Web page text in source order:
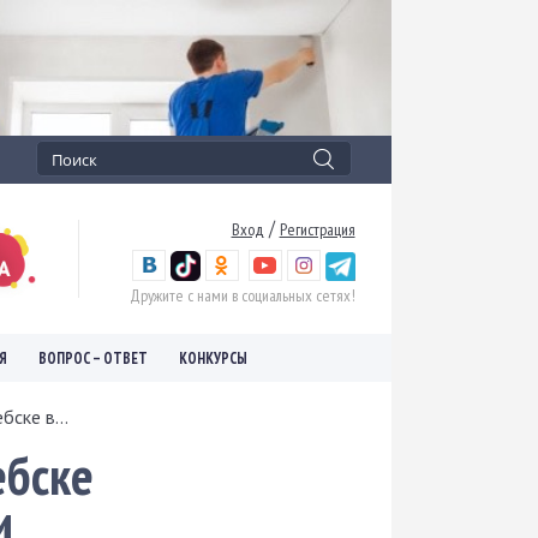
Вход / Регистрация
Дружите с нами в социальных сетях!
ВОПРОС – ОТВЕТ КОНКУРСЫ
в...